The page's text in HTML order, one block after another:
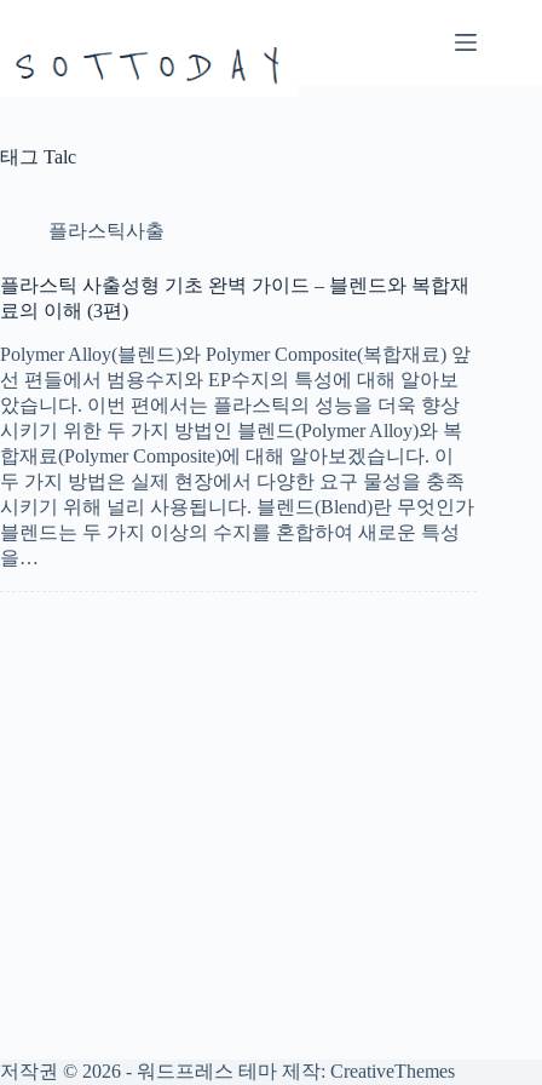
으
뛰
태그 Talc
플라스틱사출
플라스틱 사출성형 기초 완벽 가이드 – 블렌드와 복합재
료의 이해 (3편)
Polymer Alloy(블렌드)와 Polymer Composite(복합재료) 앞
선 편들에서 범용수지와 EP수지의 특성에 대해 알아보
았습니다. 이번 편에서는 플라스틱의 성능을 더욱 향상
시키기 위한 두 가지 방법인 블렌드(Polymer Alloy)와 복
합재료(Polymer Composite)에 대해 알아보겠습니다. 이
두 가지 방법은 실제 현장에서 다양한 요구 물성을 충족
시키기 위해 널리 사용됩니다. 블렌드(Blend)란 무엇인가
블렌드는 두 가지 이상의 수지를 혼합하여 새로운 특성
을…
저작권 © 2026 - 워드프레스 테마 제작: CreativeThemes